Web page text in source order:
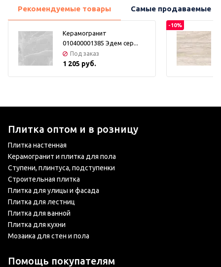
Рекомендуемые товары Самые продаваемые
Керамогранит
010400001385 Эдем сер...
Под заказ
1 205 руб.
-10%
Плитка оптом и в розницу
Плитка настенная
Керамогранит и плитка для пола
Ступени, плинтуса, подступенки
Строительная плитка
Плитка для улицы и фасада
Плитка для лестниц
Плитка для ванной
Плитка для кухни
Мозаика для стен и пола
Помощь покупателям